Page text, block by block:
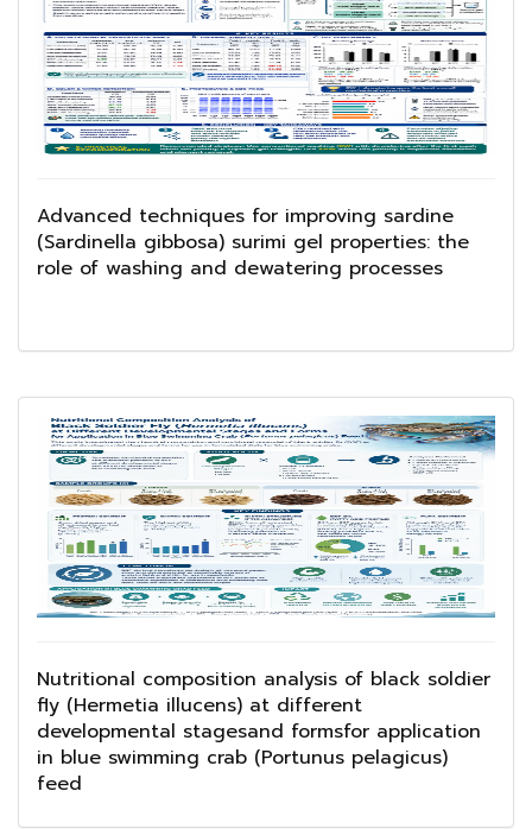
Advanced techniques for improving sardine
(Sardinella gibbosa) surimi gel properties: the
role of washing and dewatering processes
Nutritional composition analysis of black soldier
fly (Hermetia illucens) at different
developmental stagesand formsfor application
in blue swimming crab (Portunus pelagicus)
feed